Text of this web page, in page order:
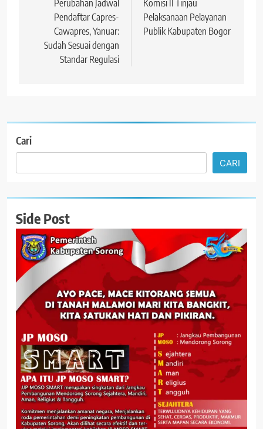
Perubahan Jadwal
Pendaftar Capres-
Cawapres, Yanuar:
Sudah Sesuai dengan
Standar Regulasi
Komisi II Tinjau
Pelaksanaan Pelayanan
Publik Kabupaten Bogor
Cari
CARI
Side Post